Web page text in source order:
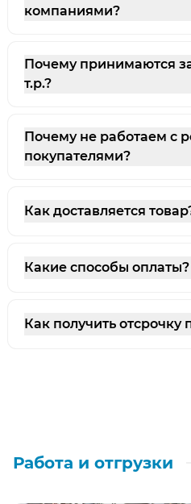
компаниями?
Почему принимаются
т.р.?
Почему не работаем с
покупателями?
Как доставляется
Какие способы оплаты?
Как получить отсрочку
Работа и отгрузки